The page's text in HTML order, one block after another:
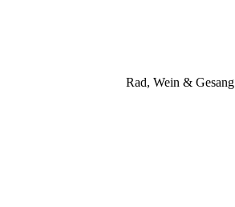
Rad, Wein & Gesang